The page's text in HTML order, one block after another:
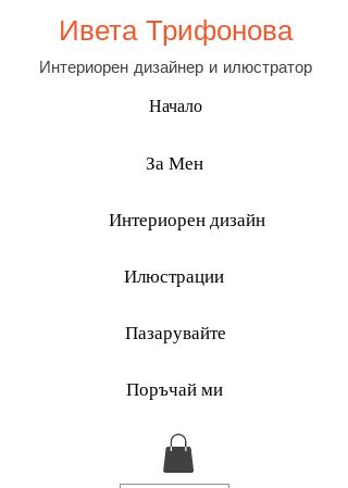
Ивета Трифонова
Интериорен дизайнер и илюстратор
Начало
За Мен
Интериорен дизайн
Илюстрации
Пазарувайте
Поръчай ми